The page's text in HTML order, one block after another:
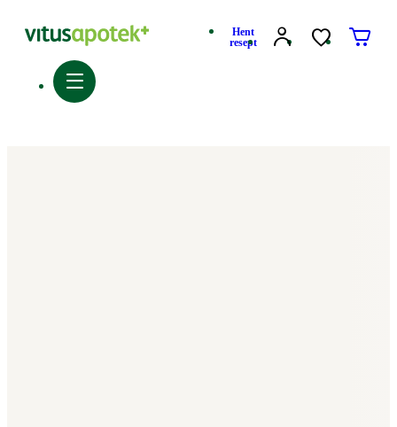
Hent
resept